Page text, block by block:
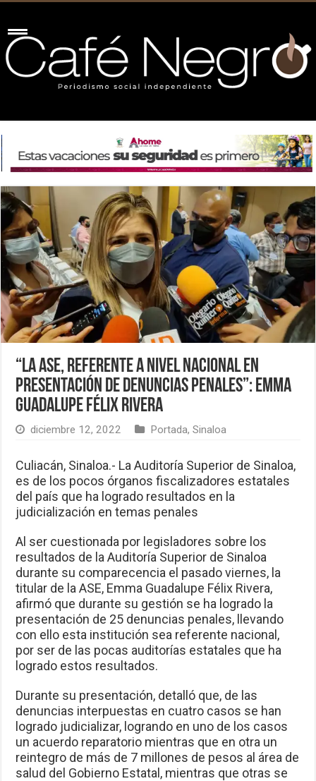
“La ASE, referente a nivel nacional en
presentación de denuncias penales”: Emma
Guadalupe Félix Rivera
diciembre 12, 2022 Portada,Sinaloa
Culiacán, Sinaloa.- La Auditoría Superior de Sinaloa,
es de los pocos órganos fiscalizadores estatales
del país que ha logrado resultados en la
judicialización en temas penales
Al ser cuestionada por legisladores sobre los
resultados de la Auditoría Superior de Sinaloa
durante su comparecencia el pasado viernes, la
titular de la ASE, Emma Guadalupe Félix Rivera,
afirmó que durante su gestión se ha logrado la
presentación de 25 denuncias penales, llevando
con ello esta institución sea referente nacional,
por ser de las pocas auditorías estatales que ha
logrado estos resultados.
Durante su presentación, detalló que, de las
denuncias interpuestas en cuatro casos se han
logrado judicializar, logrando en uno de los casos
un acuerdo reparatorio mientras que en otra un
reintegro de más de 7 millones de pesos al área de
salud del Gobierno Estatal, mientras que otras se